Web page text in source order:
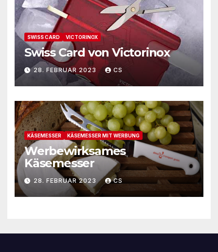
SWISS CARD VICTORINOX
Swiss Card von Victorinox
28. FEBRUAR 2023 CS
KÄSEMESSER KÄSEMESSER MIT WERBUNG
Werbewirksames
Käsemesser
28. FEBRUAR 2023 CS